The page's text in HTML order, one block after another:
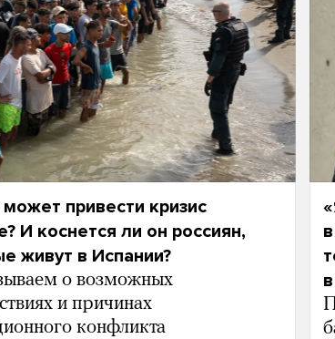
привести кризис
И коснется ли он россиян,
живут в Испании?
о возможных
и причинах
конфликта